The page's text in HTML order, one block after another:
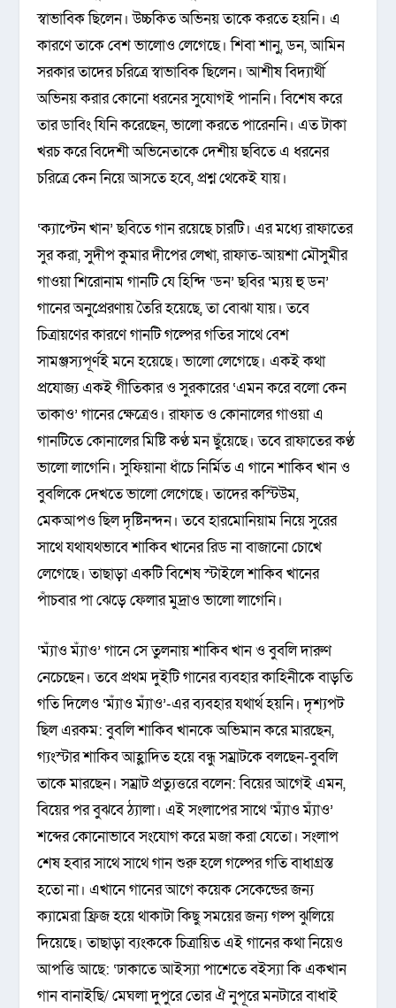
স্বাভাবিক ছিলেন। উচ্চকিত অভিনয় তাকে করতে হয়নি। এ
কারণে তাকে বেশ ভালোও লেগেছে। শিবা শানু, ডন, আমিন
সরকার তাদের চরিত্রে স্বাভাবিক ছিলেন। আশীষ বিদ্যার্থী
অভিনয় করার কোনো ধরনের সুযোগই পাননি। বিশেষ করে
তার ডাবিং যিনি করেছেন, ভালো করতে পারেননি। এত টাকা
খরচ করে বিদেশী অভিনেতাকে দেশীয় ছবিতে এ ধরনের
চরিত্রে কেন নিয়ে আসতে হবে, প্রশ্ন থেকেই যায়।
‘ক্যাপ্টেন খান’ ছবিতে গান রয়েছে চারটি। এর মধ্যে রাফাতের
সুর করা, সুদীপ কুমার দীপের লেখা, রাফাত-আয়শা মৌসুমীর
গাওয়া শিরোনাম গানটি যে হিন্দি ‘ডন’ ছবির ‘ম্যয় হু ডন’
গানের অনুপ্রেরণায় তৈরি হয়েছে, তা বোঝা যায়। তবে
চিত্রায়ণের কারণে গানটি গল্পের গতির সাথে বেশ
সামঞ্জস্যপূর্ণই মনে হয়েছে। ভালো লেগেছে। একই কথা
প্রযোজ্য একই গীতিকার ও সুরকারের ‘এমন করে বলো কেন
তাকাও’ গানের ক্ষেত্রেও। রাফাত ও কোনালের গাওয়া এ
গানটিতে কোনালের মিষ্টি কণ্ঠ মন ছুঁয়েছে। তবে রাফাতের কণ্ঠ
ভালো লাগেনি। সুফিয়ানা ধাঁচে নির্মিত এ গানে শাকিব খান ও
বুবলিকে দেখতে ভালো লেগেছে। তাদের কস্টিউম,
মেকআপও ছিল দৃষ্টিনন্দন। তবে হারমোনিয়াম নিয়ে সুরের
সাথে যথাযথভাবে শাকিব খানের রিড না বাজানো চোখে
লেগেছে। তাছাড়া একটি বিশেষ স্টাইলে শাকিব খানের
পাঁচবার পা ঝেড়ে ফেলার মুদ্রাও ভালো লাগেনি।
‘ম্যাঁও ম্যাঁও’ গানে সে তুলনায় শাকিব খান ও বুবলি দারুণ
নেচেছেন। তবে প্রথম দুইটি গানের ব্যবহার কাহিনীকে বাড়তি
গতি দিলেও ‘ম্যাঁও ম্যাঁও’-এর ব্যবহার যথার্থ হয়নি। দৃশ্যপট
ছিল এরকম: বুবলি শাকিব খানকে অভিমান করে মারছেন,
গ্যংস্টার শাকিব আহ্লাদিত হয়ে বন্ধু সম্রাটকে বলছেন-বুবলি
তাকে মারছেন। সম্রাট প্রত্যুত্তরে বলেন: বিয়ের আগেই এমন,
বিয়ের পর বুঝবে ঠ্যালা। এই সংলাপের সাথে ‘ম্যাঁও ম্যাঁও’
শব্দের কোনোভাবে সংযোগ করে মজা করা যেতো। সংলাপ
শেষ হবার সাথে সাথে গান শুরু হলে গল্পের গতি বাধাগ্রস্ত
হতো না। এখানে গানের আগে কয়েক সেকেন্ডের জন্য
ক্যামেরা ফ্রিজ হয়ে থাকাটা কিছু সময়ের জন্য গল্প ঝুলিয়ে
দিয়েছে। তাছাড়া ব্যংককে চিত্রায়িত এই গানের কথা নিয়েও
আপত্তি আছে: ‘ঢাকাতে আইস্যা পাশেতে বইস্যা কি একখান
গান বানাইছি/ মেঘলা দুপুরে তোর ঐ নুপূরে মনটারে বাধাই